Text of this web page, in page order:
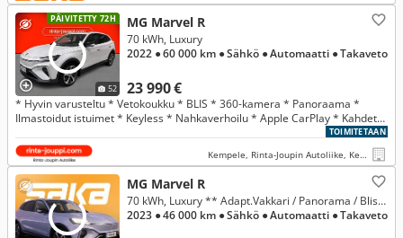
PÄIVITETTY 72H
52
MG Marvel R
23 990 €
70 kWh, Luxury
2022 ● 60 000 km ● Sähkö ● Automaatti ● Takaveto
* Hyvin varusteltu * Vetokoukku * BLIS * 360-kamera * Panoraama *
Ilmastoidut istuimet * Keyless * Nahkaverhoilu * Apple CarPlay * Kahdet
TOIMITETAAN
Kempele, Rinta-Joupin Autoliike, Kempele
MG Marvel R
70 kWh, Luxury ** Adapt.Vakkari / Panorama / Blis / Kaistavahti / Tuuletetut muisti nahat **
2023 ● 46 000 km ● Sähkö ● Automaatti ● Takaveto